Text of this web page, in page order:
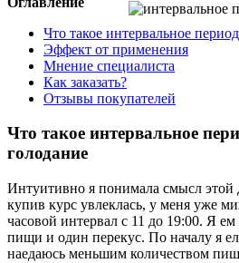
Что такое интервальное
Эффект от применения
Мнение специалиста
Как заказать?
Отзывы покупателей
Что такое интервальное
голодание
Интуитивно я понимала смысл этой
купив курс увлеклась, у меня уже
часовой интервал с 11 до 19:00. Я
пищи и один перекус. По началу я
наедаюсь меньшим количеством